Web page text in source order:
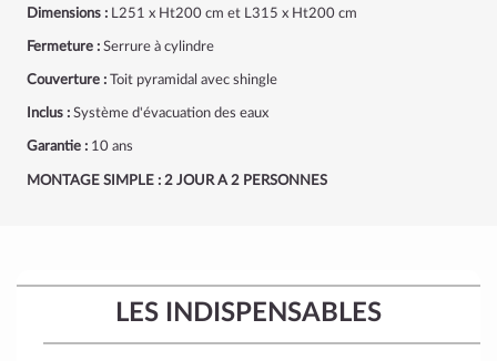
Dimensions : L251 x Ht200 cm et L315 x Ht200 cm
Fermeture : Serrure à cylindre
Couverture : Toit pyramidal avec shingle
Inclus : Système d'évacuation des eaux
Garantie : 10 ans
MONTAGE SIMPLE : 2 JOUR A 2 PERSONNES
LES INDISPENSABLES